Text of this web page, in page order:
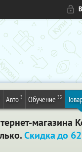
Авто 3 Обучение 33
магазина
Скидка до